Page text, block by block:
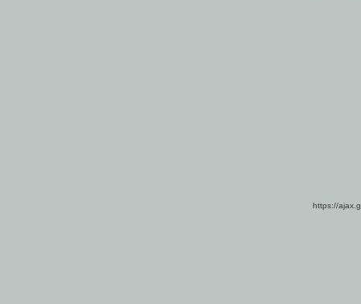
https://